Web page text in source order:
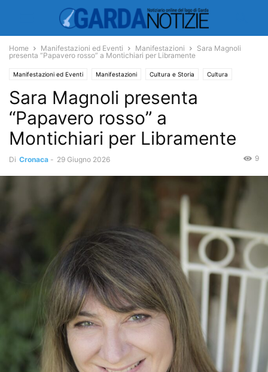
Home Manifestazioni ed Eventi Manifestazioni
Sara Magnoli
presenta “Papavero rosso” a Montichiari per Libramente
Manifestazioni ed Eventi Manifestazioni Cultura e Storia Cultura
Sara Magnoli presenta
“Papavero rosso” a
Montichiari per Libramente
Di Cronaca - 29 Giugno 2026 9